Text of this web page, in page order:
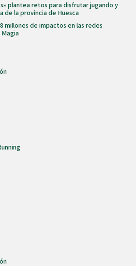
plantea retos para disfrutar jugando y
de la provincia de Huesca
millones de impactos en las redes